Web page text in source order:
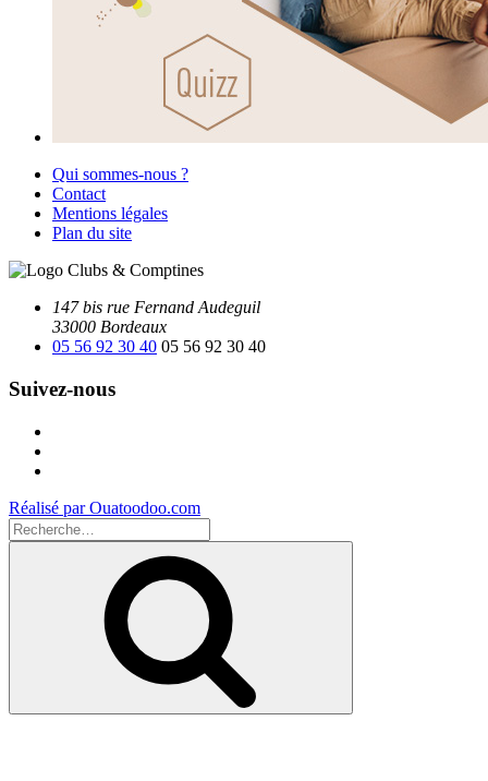
Qui sommes-nous ?
Contact
Mentions légales
Plan du site
147 bis rue Fernand Audeguil
33000 Bordeaux
05 56 92 30 40 05 56 92 30 40
Suivez-nous
Réalisé par Ouatoodoo.com
Recherche
pour